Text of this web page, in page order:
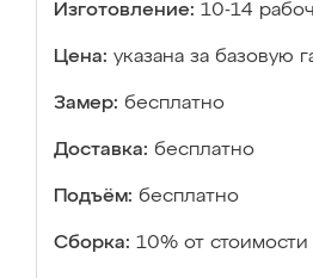
Изготовление: 10-14
Цена: указана за базовую
Замер: бесплатно
Доставка: бесплатно
Подъём: бесплатно
Сборка: 10% от стоимости